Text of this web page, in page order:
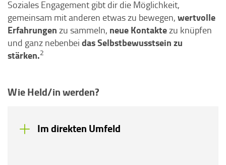
Soziales Engagement gibt dir die Möglichkeit,
gemeinsam mit anderen etwas zu bewegen, wertvolle
Erfahrungen zu sammeln, neue Kontaktezu knüpfen
und ganz nebenbei das Selbstbewusstsein zu
stärken.2
Wie Held/in werden?
Im direkten Umfeld